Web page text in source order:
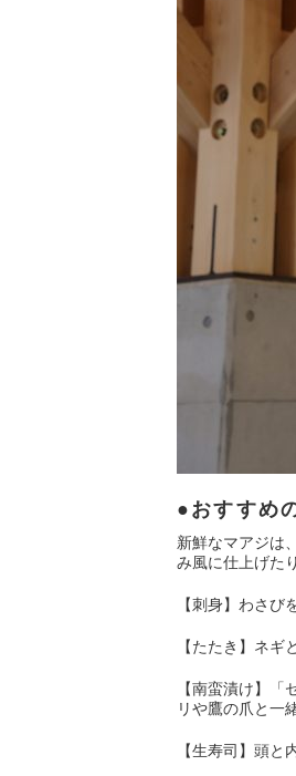
おすすめ
新鮮なマアジは
み風に仕上げた
【刺身】わさ
【たたき】ネ
【南蛮漬け】
リや鷹の爪と一
【生寿司】頭